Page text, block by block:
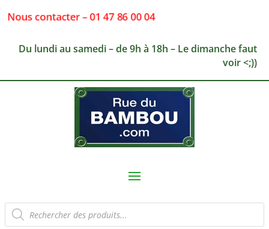
Nous contacter – 01 47 86 00 04
Du lundi au samedi – de 9h à 18h – Le dimanche faut
voir <;))
Recherche
de
produits